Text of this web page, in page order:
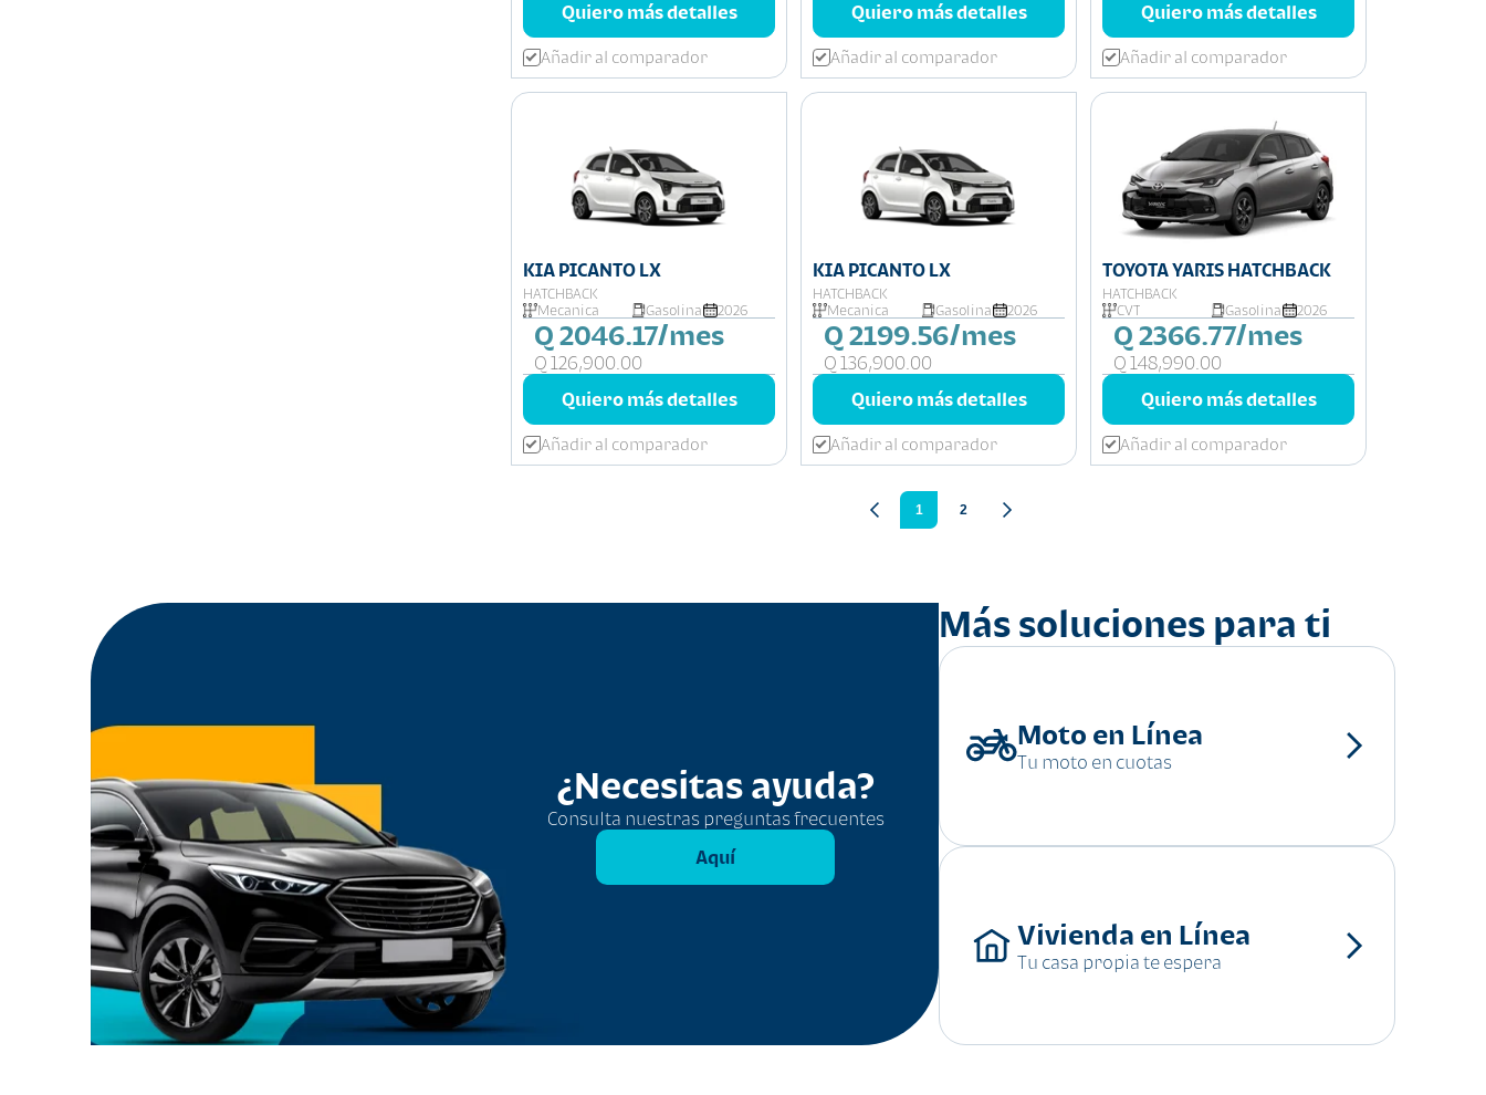
Quiero más detalles
Añadir al comparador
Quiero más detalles
Añadir al comparador
Quiero más detalles
Añadir al comparador
KIA PICANTO LX
HATCHBACK
Mecanica
Gasolina 2026
Q 2046.17/mes
Q 126,900.00
Quiero más detalles
Añadir al comparador
KIA PICANTO LX
HATCHBACK
Mecanica
Gasolina 2026
Q 2199.56/mes
Q 136,900.00
Quiero más detalles
Añadir al comparador
TOYOTA YARIS HATCHBACK
HATCHBACK
CVT
Gasolina 2026
Q 2366.77/mes
Q 148,990.00
Quiero más detalles
Añadir al comparador
1 2
¿Necesitas ayuda?
Consulta nuestras preguntas frecuentes
Aquí
Más soluciones para ti
Moto en Línea
Tu moto en cuotas
Vivienda en Línea
Tu casa propia te espera